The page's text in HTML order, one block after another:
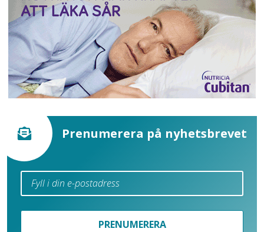
Prenumerera på nyhetsbrevet
PRENUMERERA